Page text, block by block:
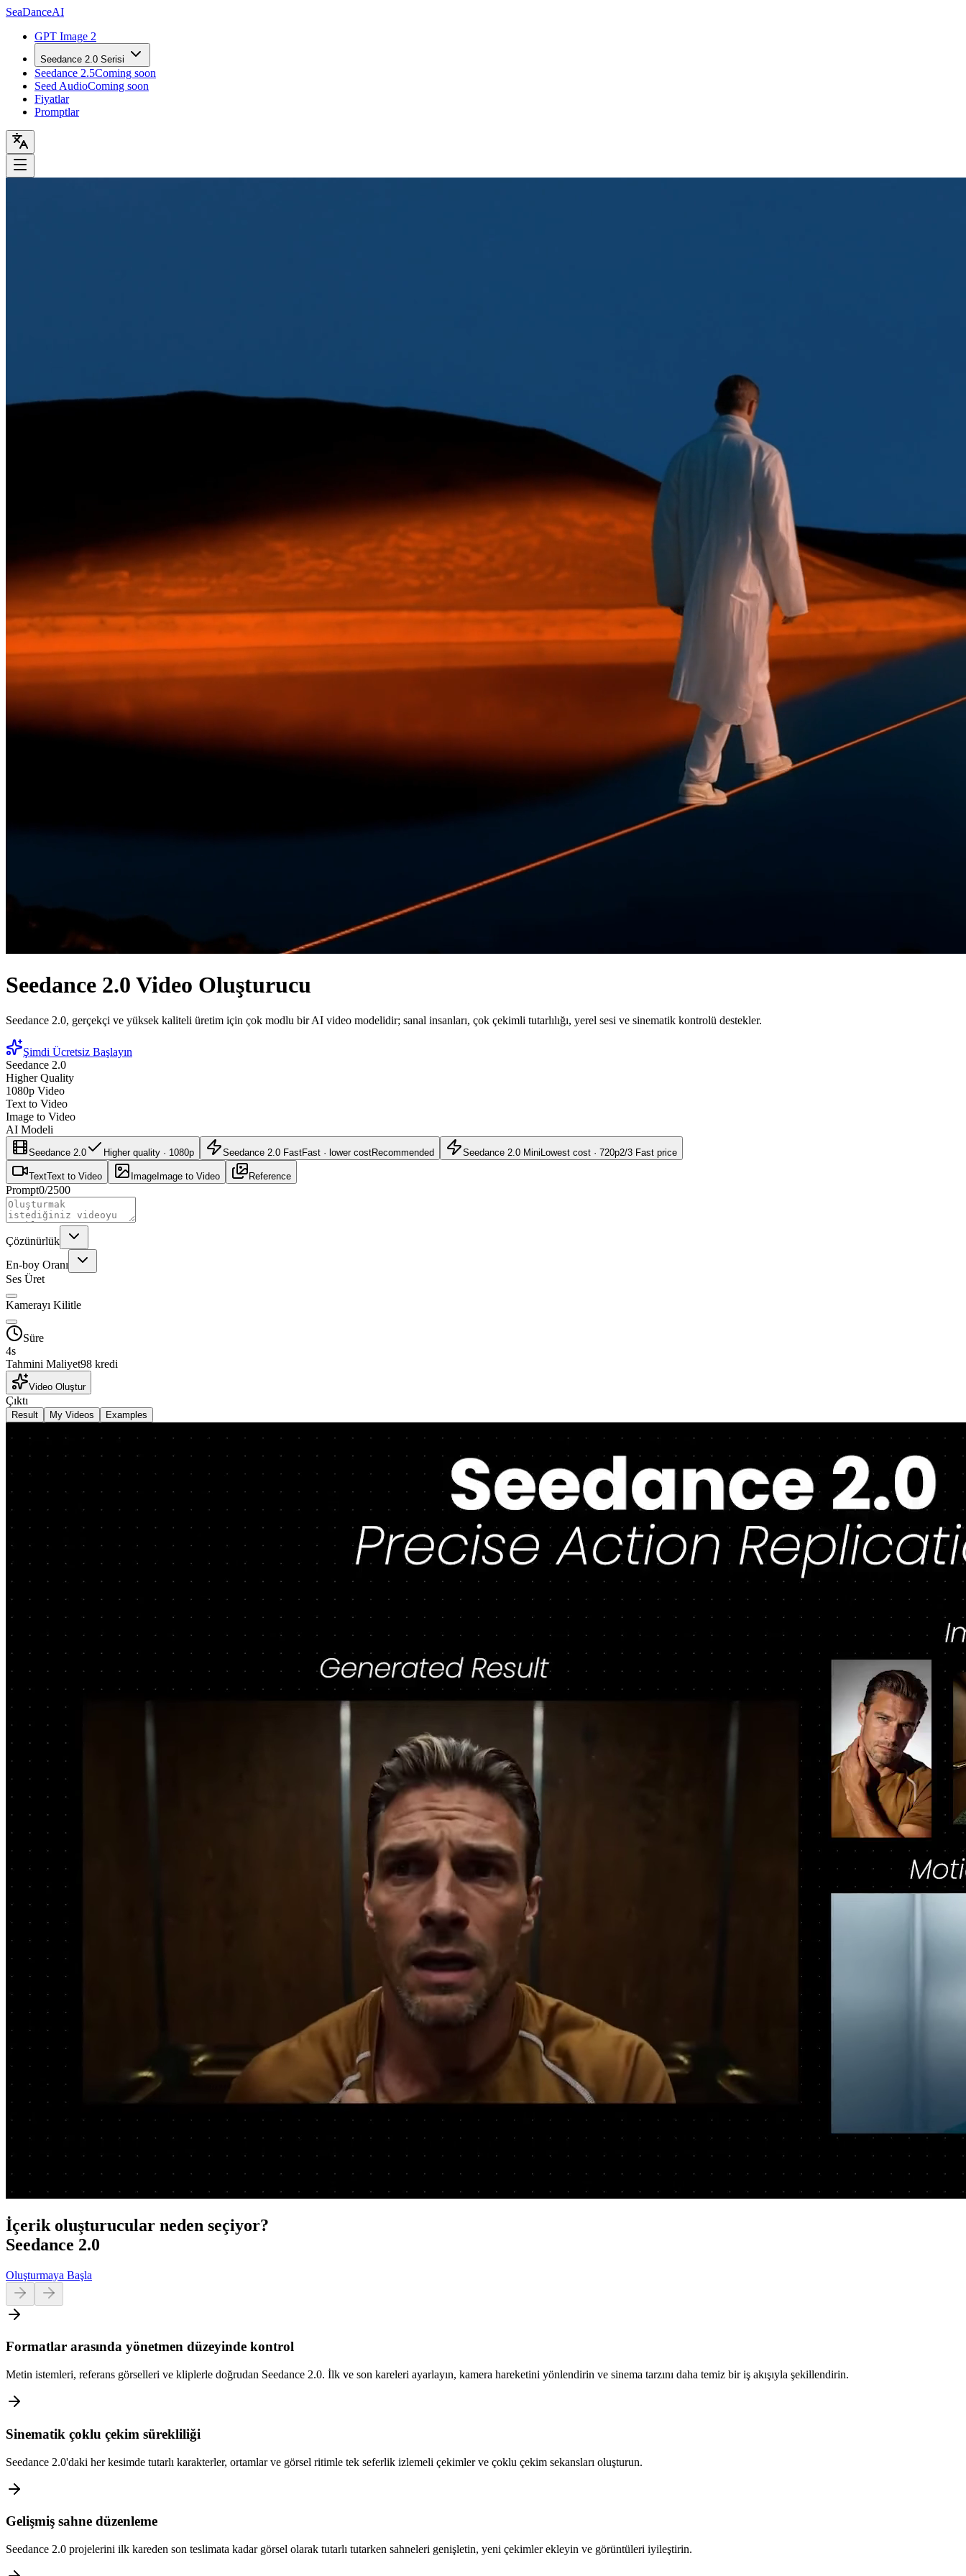
SeaDanceAI
GPT Image 2
Seedance 2.0 Serisi
Seedance 2.5Coming soon
Seed AudioComing soon
Fiyatlar
Promptlar
Seedance 2.0 Video Oluşturucu
Seedance 2.0, gerçekçi ve yüksek kaliteli üretim için çok modlu bir AI video modelidir; sanal insanları, çok çekimli tutarlılığı, yerel sesi ve sinematik kontrolü destekler.
Şimdi Ücretsiz Başlayın
Seedance 2.0
Higher Quality
1080p Video
Text to Video
Image to Video
AI Modeli
Seedance 2.0 Higher quality · 1080p Seedance 2.0 FastFast · lower costRecommended Seedance 2.0 Mini Lowest cost · 720p2/3 Fast price
TextText to Video Image Image to Video Reference
Prompt0/2500
Çözünürlük
En-boy Oranı
Ses Üret
Kamerayı Kilitle
Süre
4s
Tahmini Maliyet98 kredi
Video Oluştur
Çıktı
Result My Videos Examples
İçerik oluşturucular neden seçiyor?
Seedance 2.0
Oluşturmaya Başla
Formatlar arasında yönetmen düzeyinde kontrol
Metin istemleri, referans görselleri ve kliplerle doğrudan Seedance 2.0. İlk ve son kareleri ayarlayın, kamera hareketini yönlendirin ve sinema tarzını daha temiz bir iş akışıyla şekillendirin.
Sinematik çoklu çekim sürekliliği
Seedance 2.0'daki her kesimde tutarlı karakterler, ortamlar ve görsel ritimle tek seferlik izlemeli çekimler ve çoklu çekim sekansları oluşturun.
Gelişmiş sahne düzenleme
Seedance 2.0 projelerini ilk kareden son teslimata kadar görsel olarak tutarlı tutarken sahneleri genişletin, yeni çekimler ekleyin ve görüntüleri iyileştirin.